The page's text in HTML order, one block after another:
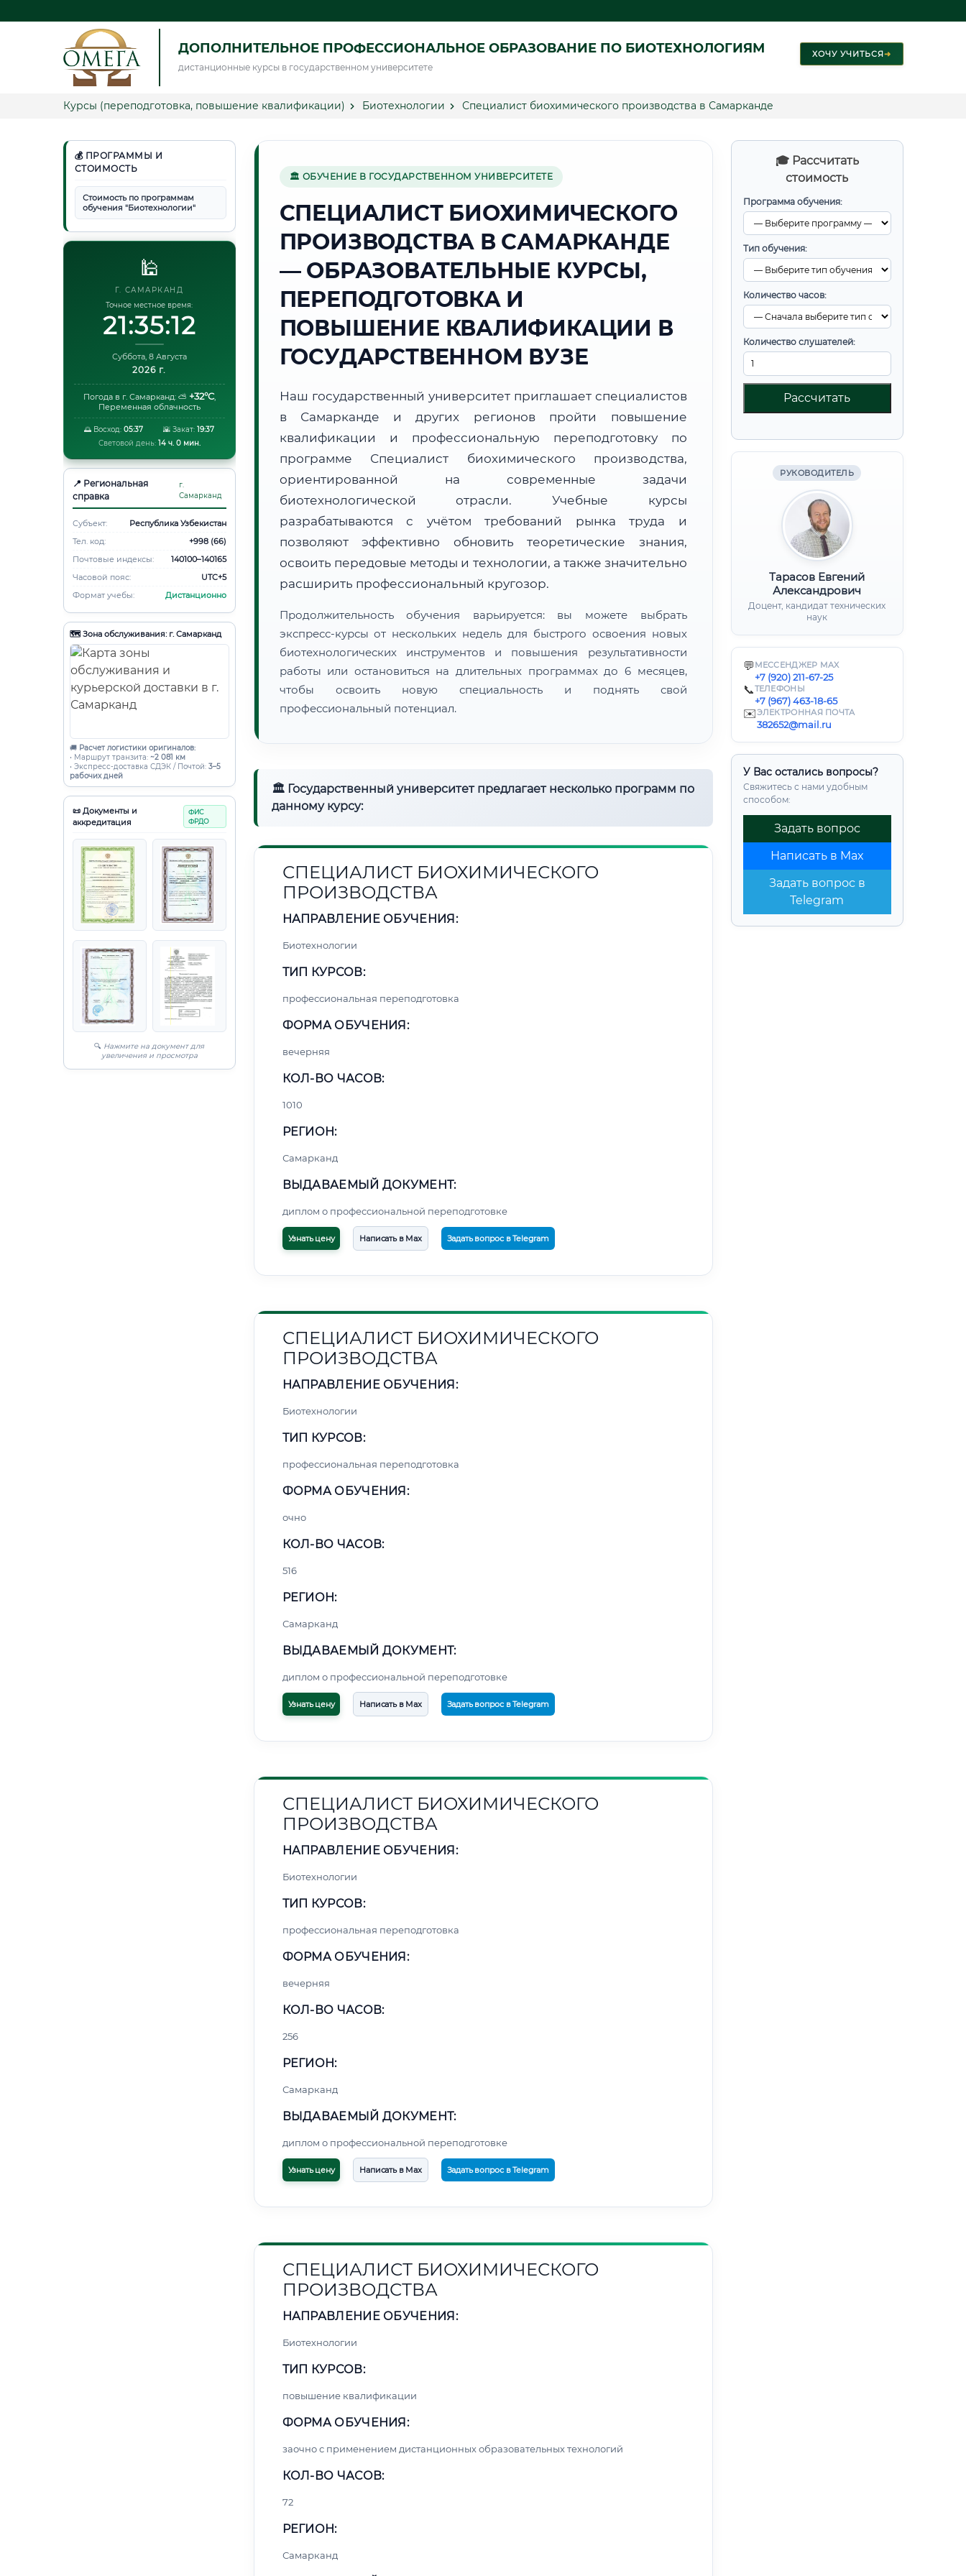
ДОПОЛНИТЕЛЬНОЕ ПРОФЕССИОНАЛЬНОЕ ОБРАЗОВАНИЕ ПО БИОТЕХНОЛОГИЯМ
дистанционные курсы в государственном университете
ХОЧУ УЧИТЬСЯ➜
Курсы (переподготовка, повышение квалификации) Биотехнологии Специалист биохимического производства в Самарканде
💰 ПРОГРАММЫ И
СТОИМОСТЬ
Стоимость по программам
обучения "Биотехнологии"
🕌
Г. САМАРКАНД
Точное местное время:
21:35:13
Суббота, 8 Августа
2026 г.
Погода в г. Самарканд: ⛅ +32°C,
Переменная облачность
🌅 Восход: 05:37 🌇 Закат:19:37
Световой день: 14 ч. 0 мин.
📍 Региональная
справка
г.
Самарканд
Субъект:
Республика Узбекистан
Тел. код:
+998 (66)
Почтовые индексы:
140100–140165
Часовой пояс:
UTC+5
Формат учебы:
Дистанционно
🗺️ Зона обслуживания: г. Самарканд
🚚 Расчет логистики оригиналов:
• Маршрут транзита: ~2 081 км
• Экспресс-доставка СДЭК / Почтой: 3–5
рабочих дней
📜 Документы и
аккредитация
ФИС
ФРДО
🔍 Нажмите на документ для
увеличения и просмотра
🎓 Рассчитать
стоимость
Программа обучения:
Тип обучения:
Количество часов:
Количество слушателей:
Рассчитать
РУКОВОДИТЕЛЬ
Тарасов Евгений
Александрович
Доцент, кандидат технических
наук
💬 МЕССЕНДЖЕР MAX
+7 (920) 211-67-25
📞ТЕЛЕФОНЫ
+7 (967) 463-18-65
✉️ЭЛЕКТРОННАЯ ПОЧТА
382652@mail.ru
У Вас остались вопросы?
Свяжитесь с нами удобным
способом:
Задать вопрос
Написать в Max
Задать вопрос в
Telegram
🏛 ОБУЧЕНИЕ В ГОСУДАРСТВЕННОМ УНИВЕРСИТЕТЕ
СПЕЦИАЛИСТ БИОХИМИЧЕСКОГО
ПРОИЗВОДСТВА В САМАРКАНДЕ
— ОБРАЗОВАТЕЛЬНЫЕ КУРСЫ,
ПЕРЕПОДГОТОВКА И
ПОВЫШЕНИЕ КВАЛИФИКАЦИИ В
ГОСУДАРСТВЕННОМ ВУЗЕ
Наш государственный университет приглашает специалистов
в Самарканде и других регионов пройти повышение
квалификации и профессиональную переподготовку по
программе Специалист биохимического производства,
ориентированной на современные задачи
биотехнологической отрасли. Учебные курсы
разрабатываются с учётом требований рынка труда и
позволяют эффективно обновить теоретические знания,
освоить передовые методы и технологии, а также значительно
расширить профессиональный кругозор.
Продолжительность обучения варьируется: вы можете выбрать
экспресс-курсы от нескольких недель для быстрого освоения новых
биотехнологических инструментов и повышения результативности
работы или остановиться на длительных программах до 6 месяцев,
чтобы освоить новую специальность и поднять свой
профессиональный потенциал.
🏛 Государственный университет предлагает несколько программ по
данному курсу:
СПЕЦИАЛИСТ БИОХИМИЧЕСКОГО
ПРОИЗВОДСТВА
НАПРАВЛЕНИЕ ОБУЧЕНИЯ:
Биотехнологии
ТИП КУРСОВ:
профессиональная переподготовка
ФОРМА ОБУЧЕНИЯ:
вечерняя
КОЛ-ВО ЧАСОВ:
1010
РЕГИОН:
Самарканд
ВЫДАВАЕМЫЙ ДОКУМЕНТ:
диплом о профессиональной переподготовке
Узнать цену Написать в Max Задать вопрос в Telegram
СПЕЦИАЛИСТ БИОХИМИЧЕСКОГО
ПРОИЗВОДСТВА
НАПРАВЛЕНИЕ ОБУЧЕНИЯ:
Биотехнологии
ТИП КУРСОВ:
профессиональная переподготовка
ФОРМА ОБУЧЕНИЯ:
очно
КОЛ-ВО ЧАСОВ:
516
РЕГИОН:
Самарканд
ВЫДАВАЕМЫЙ ДОКУМЕНТ:
диплом о профессиональной переподготовке
Узнать цену Написать в Max Задать вопрос в Telegram
СПЕЦИАЛИСТ БИОХИМИЧЕСКОГО
ПРОИЗВОДСТВА
НАПРАВЛЕНИЕ ОБУЧЕНИЯ:
Биотехнологии
ТИП КУРСОВ:
профессиональная переподготовка
ФОРМА ОБУЧЕНИЯ:
вечерняя
КОЛ-ВО ЧАСОВ:
256
РЕГИОН:
Самарканд
ВЫДАВАЕМЫЙ ДОКУМЕНТ:
диплом о профессиональной переподготовке
Узнать цену Написать в Max Задать вопрос в Telegram
СПЕЦИАЛИСТ БИОХИМИЧЕСКОГО
ПРОИЗВОДСТВА
НАПРАВЛЕНИЕ ОБУЧЕНИЯ:
Биотехнологии
ТИП КУРСОВ:
повышение квалификации
ФОРМА ОБУЧЕНИЯ:
заочно с применением дистанционных образовательных технологий
КОЛ-ВО ЧАСОВ:
72
РЕГИОН:
Самарканд